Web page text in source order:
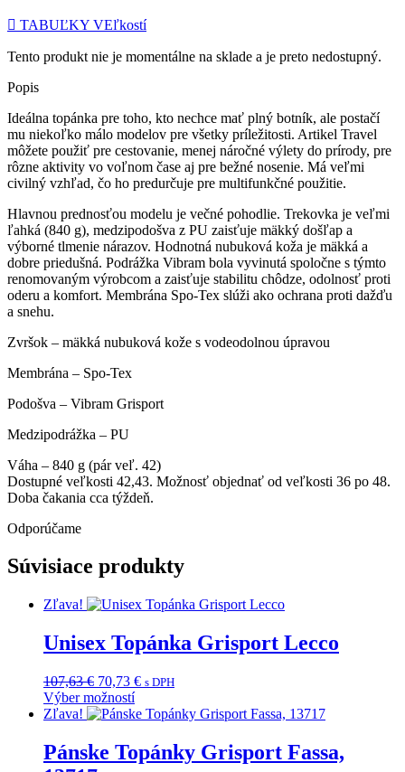
TABUĽKY VEľkostí
Tento produkt nie je momentálne na sklade a je preto nedostupný.
Popis
Ideálna topánka pre toho, kto nechce mať plný botník, ale postačí
mu niekoľko málo modelov pre všetky príležitosti. Artikel Travel
môžete použiť pre cestovanie, menej náročné výlety do prírody, pre
rôzne aktivity vo voľnom čase aj pre bežné nosenie. Má veľmi
civilný vzhľad, čo ho predurčuje pre multifunkčné použitie.
Hlavnou prednosťou modelu je večné pohodlie. Trekovka je veľmi
ľahká (840 g), medzipodošva z PU zaisťuje mäkký došľap a
výborné tlmenie nárazov. Hodnotná nubuková koža je mäkká a
dobre priedušná. Podrážka Vibram bola vyvinutá spoločne s týmto
renomovaným výrobcom a zaisťuje stabilitu chôdze, odolnosť proti
oderu a komfort. Membrána Spo-Tex slúži ako ochrana proti dažďu
a snehu.
Zvršok – mäkká nubuková kože s vodeodolnou úpravou
Membrána – Spo-Tex
Podošva – Vibram Grisport
Medzipodrážka – PU
Váha – 840 g (pár veľ. 42)
Dostupné veľkosti 42,43. Možnosť objednať od veľkosti 36 po 48.
Doba čakania cca týždeň.
Odporúčame
Súvisiace produkty
Zľava!
Unisex Topánka Grisport Lecco
107,63€ Pôvodná
cena
bola:
70,73 €Aktuálna
je:
s DPH
Výber možností
Tento
má
viacero
Zľava!
Pánske Topánky Grisport Fassa,